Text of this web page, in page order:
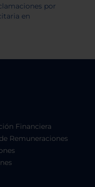
Financiera
Remuneraciones